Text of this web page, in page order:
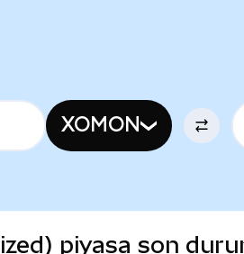
XOMON
piyasa son